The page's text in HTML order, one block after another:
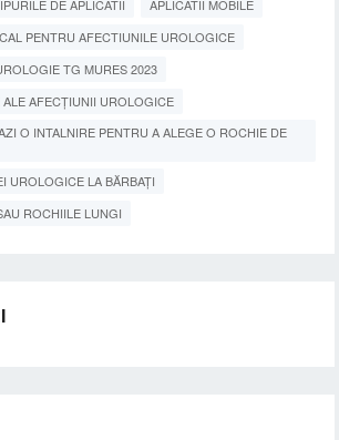
DE APLICATII
APLICATII MOBILE
PENTRU AFECTIUNILE UROLOGICE
TG MURES 2023
AFECȚIUNII UROLOGICE
O INTALNIRE PENTRU A ALEGE O ROCHIE DE
UROLOGICE LA BĂRBAȚI
ROCHIILE LUNGI